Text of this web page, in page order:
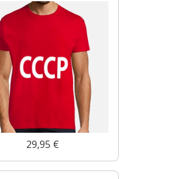
29,95 €